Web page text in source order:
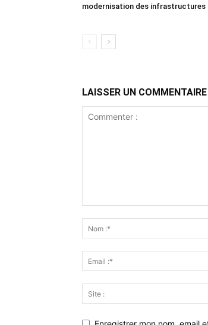
modernisation des infrastructures
LAISSER UN COMMENTAIRE